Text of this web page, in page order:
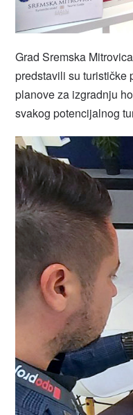
Grad Sremska
predstavili su turističke
planove za izgradnju
svakog potencijalnog